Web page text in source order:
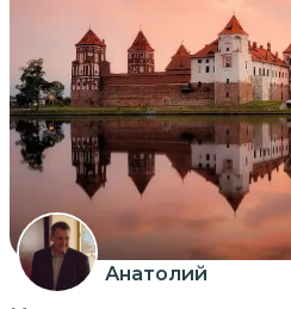
Анатолий